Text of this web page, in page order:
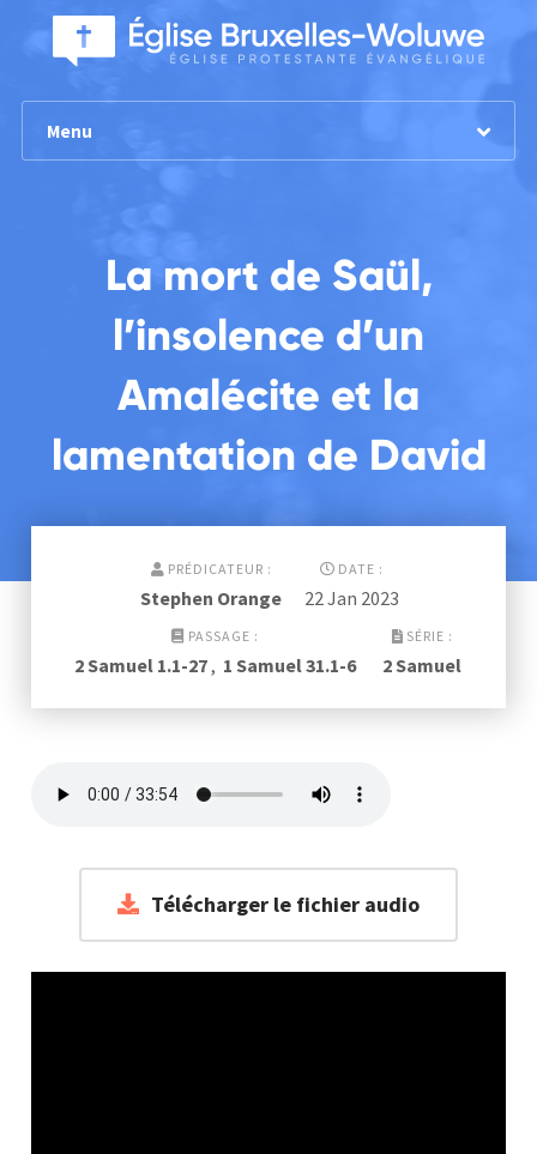
Menu
La mort de Saül,
l’insolence d’un
Amalécite et la
lamentation de David
PRÉDICATEUR :
Stephen Orange
DATE :
22 Jan 2023
PASSAGE :
2 Samuel 1.1-27, 1 Samuel 31.1-6
SÉRIE :
2 Samuel
Télécharger le fichier audio